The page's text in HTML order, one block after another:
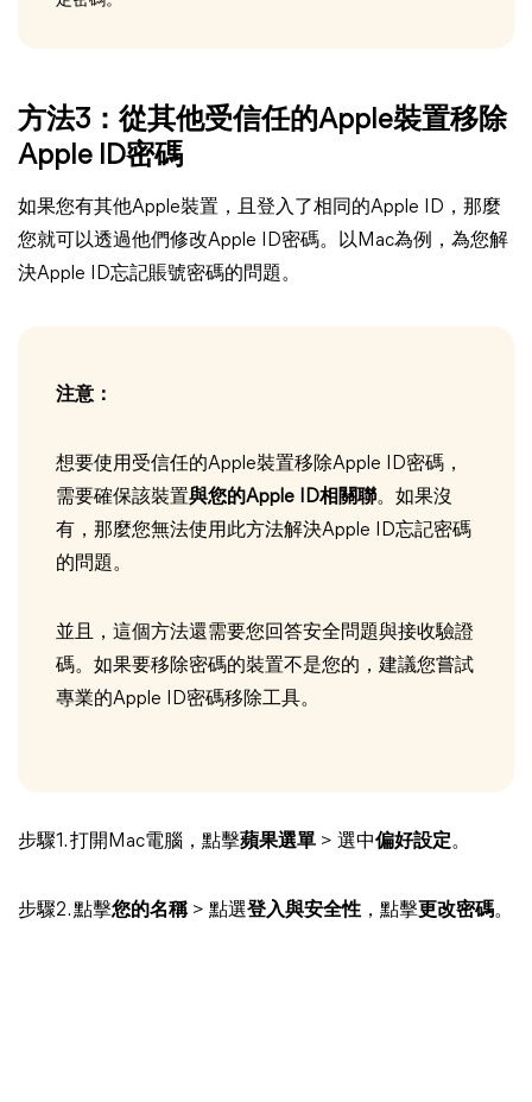
方法3：從其他受信任的Apple裝置移除
Apple ID密碼
如果您有其他Apple裝置，且登入了相同的Apple ID，那麼
您就可以透過他們修改Apple ID密碼。以Mac為例，為您解
決Apple ID忘記賬號密碼的問題。
注意：
想要使用受信任的Apple裝置移除Apple ID密碼，
需要確保該裝置與您的Apple ID相關聯。如果沒
有，那麼您無法使用此方法解決Apple ID忘記密碼
的問題。
並且，這個方法還需要您回答安全問題與接收驗證
碼。如果要移除密碼的裝置不是您的，建議您嘗試
專業的Apple ID密碼移除工具。
步驟1. 打開Mac電腦，點擊蘋果選單 > 選中偏好設定。
步驟2. 點擊您的名稱> 點選登入與安全性 ，點擊更改密碼。